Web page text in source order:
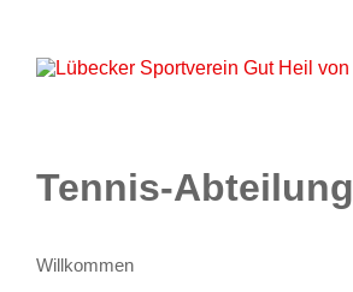
Tennis-Abteilung
Willkommen